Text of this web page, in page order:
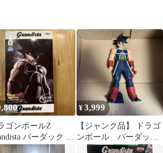
ゴンボールZ
バーダック フ
ュア
¥3,999
【ジャンク品】 ドラゴ
ンボール バーダッ
ク グランディスタ